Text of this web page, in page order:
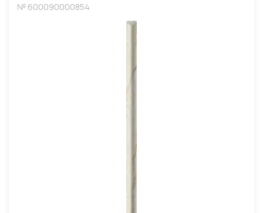
№ 600090000854